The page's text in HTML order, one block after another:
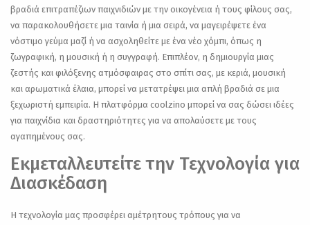
βραδιά επιτραπέζιων παιχνιδιών με την οικογένεια ή τους φίλους σας,
να παρακολουθήσετε μια ταινία ή μια σειρά, να μαγειρέψετε ένα
νόστιμο γεύμα μαζί ή να ασχοληθείτε με ένα νέο χόμπι, όπως η
ζωγραφική, η μουσική ή η συγγραφή. Επιπλέον, η δημιουργία μιας
ζεστής και φιλόξενης ατμόσφαιρας στο σπίτι σας, με κεριά, μουσική
και αρωματικά έλαια, μπορεί να μετατρέψει μια απλή βραδιά σε μια
ξεχωριστή εμπειρία. Η πλατφόρμα coolzino μπορεί να σας δώσει ιδέες
για παιχνίδια και δραστηριότητες για να απολαύσετε με τους
αγαπημένους σας.
Εκμεταλλευτείτε την Τεχνολογία για
Διασκέδαση
Η τεχνολογία μας προσφέρει αμέτρητους τρόπους για να